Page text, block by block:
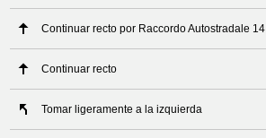
Continuar recto por Raccordo Autostradale 14
Continuar recto
Tomar ligeramente a la izquierda